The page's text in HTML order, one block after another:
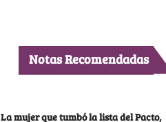
Notas Recomendadas
La mujer que tumbó la lista del Pacto,